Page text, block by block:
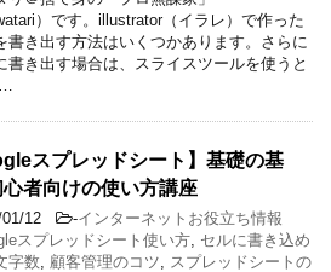
）です。illustrator（イラレ）で作った
書き出す方法はいくつかあります。さらに
書き出す場合は、スライスツールを使うと
スプレッドシート】基礎の基
者向けの使い方講座
12 -インターネットお役立ち情報
スプレッドシート使い方 セルに書き込め
字数
顧客管理のコツ
スプレッドシートの